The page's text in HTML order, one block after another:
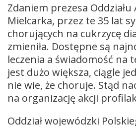
Zdaniem prezesa Oddziału
Mielcarka, przez te 35 lat
chorujących na cukrzycę
zmieniła. Dostępne są
leczenia a świadomość na
jest dużo większa, ciągle
nie wie, że choruje. Stąd
na organizację akcji
Oddział wojewódzki